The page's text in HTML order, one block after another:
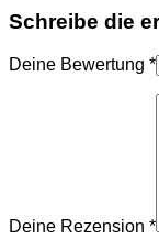
Schreibe die
Deine Bewertung *
Deine Rezension *